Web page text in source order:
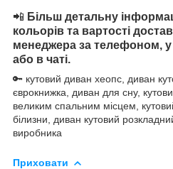
📲 Більш детальну
кольорів та вартості
менеджера за телефоном, у
або в чаті.
🔑 кутовий диван хеопс, диван
єврокнижка, диван для сну,
великим спальним місцем,
білизни, диван кутовий
виробника
Приховати